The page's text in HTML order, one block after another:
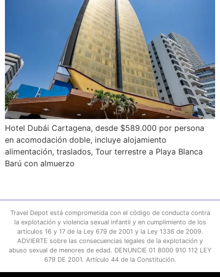
Hotel Dubái Cartagena, desde $589.000 por persona
en acomodación doble, incluye alojamiento
alimentación, traslados, Tour terrestre a Playa Blanca
Barú con almuerzo
Travel Depot está comprometida con el código de conducta contra
la explotación y violencia sexual infantil y en cumplimiento de los
artículos 16 y 17 de la Ley 679 de 2001 y la Ley 1336 de 2009.
ADVIERTE sobre las consecuencias legales de la explotación y
abuso sexual de menores de edad. DENUNCIE 01 8000 910 112 LEY
679 DE 2001. Artículo 44 de la Constitución.